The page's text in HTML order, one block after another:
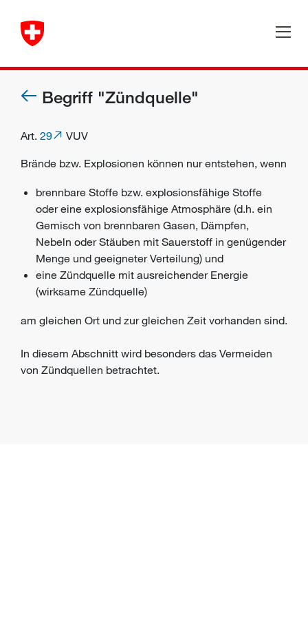
Begriff "Zündquelle"
Art. 29
VUV
Brände bzw. Explosionen können nur entstehen, wenn
brennbare Stoffe bzw. explosionsfähige Stoffe
oder eine explosionsfähige Atmosphäre (d.h. ein
Gemisch von brennbaren Gasen, Dämpfen,
Nebeln oder Stäuben mit Sauerstoff in genügender
Menge und geeigneter Verteilung) und
eine Zündquelle mit ausreichender Energie
(wirksame Zündquelle)
am gleichen Ort und zur gleichen Zeit vorhanden sind.
In diesem Abschnitt wird besonders das Vermeiden
von Zündquellen betrachtet.